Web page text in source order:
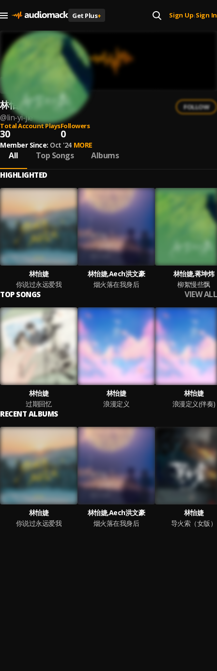
Get Plus+ Sign Up| Sign In
林怡婕
@lin-yi-jie
FOLLOW
Total Account Plays
30
Followers
0
Member Since: Oct '24 MORE
All Top Songs Albums
HIGHLIGHTED
林怡婕
你说过永远爱我
林怡婕,Aech洪文豪
烟火落在我身后
林怡婕,蒋坤炜
柳絮慢些飘
TOP SONGS VIEW ALL
林怡婕
过期回忆
林怡婕
浪漫定义
林怡婕
浪漫定义(伴奏)
RECENT ALBUMS
林怡婕
你说过永远爱我
林怡婕,Aech洪文豪
烟火落在我身后
林怡婕
导火索（女版）